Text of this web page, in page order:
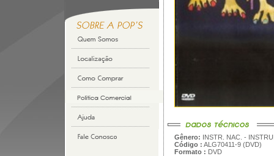
Gênero: INSTR. NAC. -
Código : ALG70411-9 (DVD)
Formato : DVD